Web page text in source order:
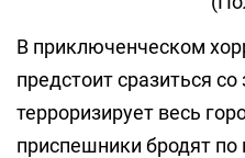
В приключенческом
предстоит сразиться
терроризирует весь
приспешники бродят по